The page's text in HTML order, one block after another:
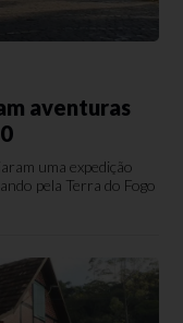
aventuras
uma expedição
pela Terra do Fogo